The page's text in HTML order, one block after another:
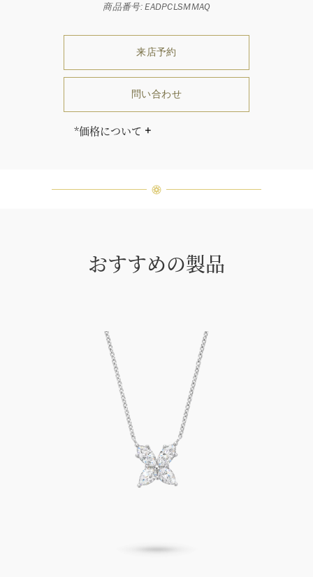
商品番号: EADPCLSMMAQ
来店予約
問い合わせ
*価格について
ウィンストンによって厳選された最
め、同製品間においてカラットおよ
び石数、クオリティ等が僅かに異な
おすすめの製品